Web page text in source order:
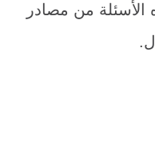
من مصادر